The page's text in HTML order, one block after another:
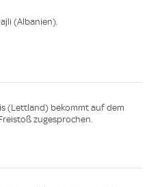
(Albanien).
(Lettland) bekommt auf dem
zugesprochen.